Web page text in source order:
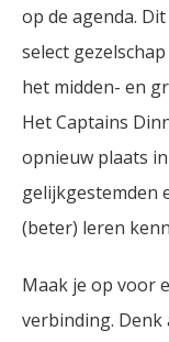
op de agenda.
select
het midden- en
Het Captains
opnieuw plaats
gelijkgestemden
(beter) leren
Maak je op voor
verbinding. Denk